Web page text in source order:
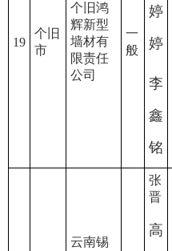
19
个旧
市
个旧鸿
辉新型
墙材有
限责任
公司
一
般
婷
婷
李
鑫
铭
云南锡
张
晋
高